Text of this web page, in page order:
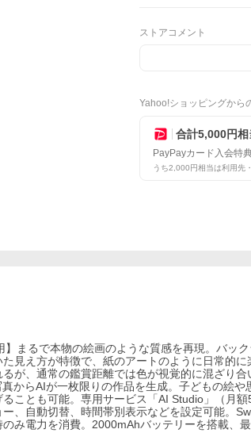
ストアコメント
Yahoo!ショッピングから
合計5,000円相
PayPayカード入会特
うち2,000円相当は利用先
】まるで本物の絵画のような質感を再現。バッ
見え方が特徴で、紙のアートのように日常的
が、通常の鑑賞距離では色が視覚的に混ざり合
からAIが一枚限りの作品を生成。子どもの絵
ことも可能。専用サービス「AI Studio」（月
、自動切替、時間帯別表示などを設定可能。
のみ電力を消費。2000mAhバッテリーを搭載、